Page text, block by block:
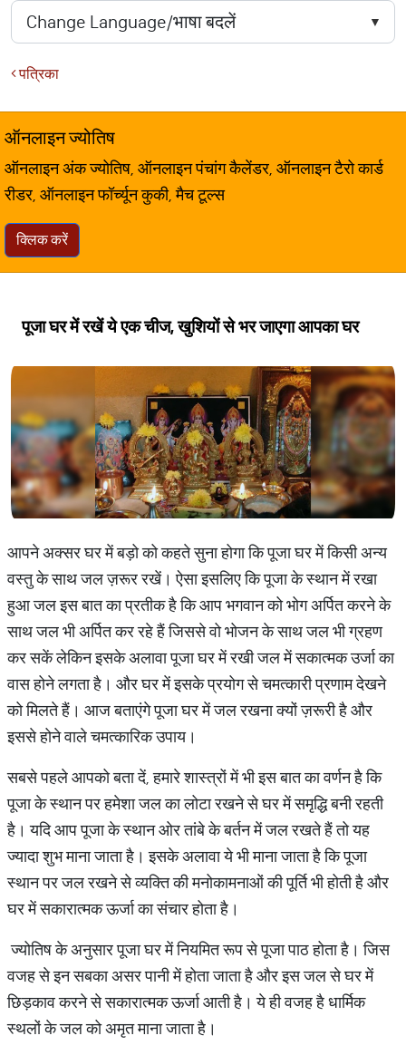
पत्रिका
ऑनलाइन ज्योतिष
ऑनलाइन अंक ज्योतिष, ऑनलाइन पंचांग कैलेंडर, ऑनलाइन टैरो कार्ड
रीडर, ऑनलाइन फॉर्च्यून कुकी, मैच टूल्स
क्लिक करें
पूजा घर में रखें ये एक चीज, खुशियों से भर जाएगा आपका घर
आपने अक्सर घर में बड़ो को कहते सुना होगा कि पूजा घर में किसी अन्य
वस्तु के साथ जल ज़रूर रखें। ऐसा इसलिए कि पूजा के स्थान में रखा
हुआ जल इस बात का प्रतीक है कि आप भगवान को भोग अर्पित करने के
साथ जल भी अर्पित कर रहे हैं जिससे वो भोजन के साथ जल भी ग्रहण
कर सकें लेकिन इसके अलावा पूजा घर में रखी जल में सकात्मक उर्जा का
वास होने लगता है। और घर में इसके प्रयोग से चमत्कारी प्रणाम देखने
को मिलते हैं। आज बताएंगे पूजा घर में जल रखना क्यों ज़रूरी है और
इससे होने वाले चमत्कारिक उपाय।
सबसे पहले आपको बता दें, हमारे शास्त्रों में भी इस बात का वर्णन है कि
पूजा के स्थान पर हमेशा जल का लोटा रखने से घर में समृद्धि बनी रहती
है। यदि आप पूजा के स्थान ओर तांबे के बर्तन में जल रखते हैं तो यह
ज्यादा शुभ माना जाता है। इसके अलावा ये भी माना जाता है कि पूजा
स्थान पर जल रखने से व्यक्ति की मनोकामनाओं की पूर्ति भी होती है और
घर में सकारात्मक ऊर्जा का संचार होता है।
ज्योतिष के अनुसार पूजा घर में नियमित रूप से पूजा पाठ होता है। जिस
वजह से इन सबका असर पानी में होता जाता है और इस जल से घर में
छिड़काव करने से सकारात्मक ऊर्जा आती है। ये ही वजह है धार्मिक
स्थलों के जल को अमृत माना जाता है।